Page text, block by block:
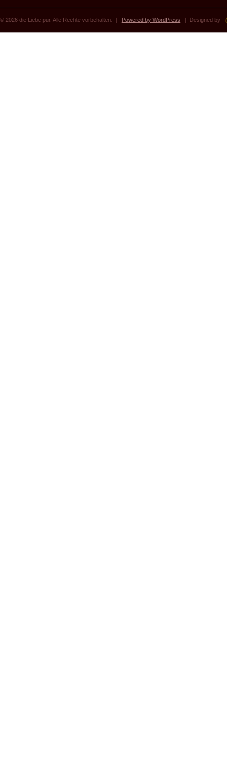
© 2026 die Liebe pur. Alle Rechte vorbehalten. | Powered by WordPress | Designed by